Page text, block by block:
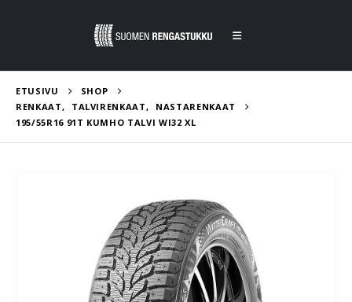
ETUSIVU
SHOP
RENKAAT, TALVIRENKAAT,
NASTARENKAAT
195/55R16 91T KUMHO TALVI WI32 XL